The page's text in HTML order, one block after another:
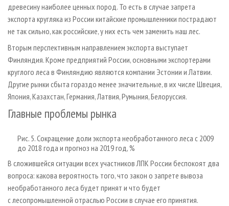
древесину наиболее ценных пород. То есть в случае запрета
экспорта кругляка из России китайские промышленники пострадают
не так сильно, как российские, у них есть чем заменить наш лес.
Вторым перспективным направлением экспорта выступает
Финляндия. Кроме предприятий России, основными экспортерами
круглого леса в Финляндию являются компании Эстонии и Латвии.
Другие рынки сбыта гораздо менее значительные, в их числе Швеция,
Япония, Казахстан, Германия, Латвия, Румыния, Белоруссия.
Главные проблемы рынка
Рис. 5. Сокращение доли экспорта необработанного леса с 2009
до 2018 года и прогноз на 2019 год, %
В сложившейся ситуации всех участников ЛПК России беспокоят два
вопроса: какова вероятность того, что закон о запрете вывоза
необработанного леса будет принят и что будет
с лесопромышленной отраслью России в случае его принятия.